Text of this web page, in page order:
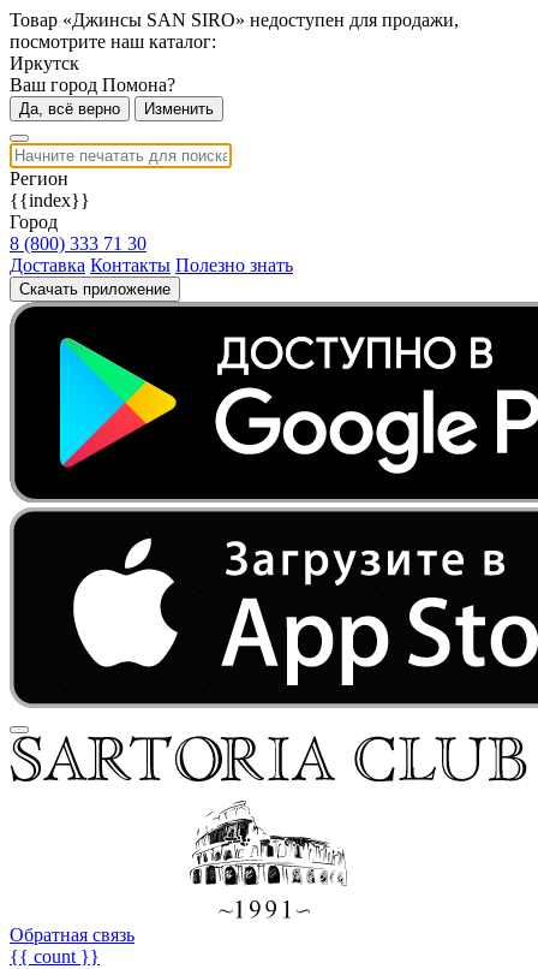
Товар «Джинсы SAN SIRO» недоступен для продажи,
посмотрите наш каталог:
Иркутск
Ваш город Помона?
Да, всё верно Изменить
Регион
{{index}}
Город
8 (800) 333 71 30
Доставка Контакты Полезно знать
Скачать приложение
Обратная связь
{{ count }}